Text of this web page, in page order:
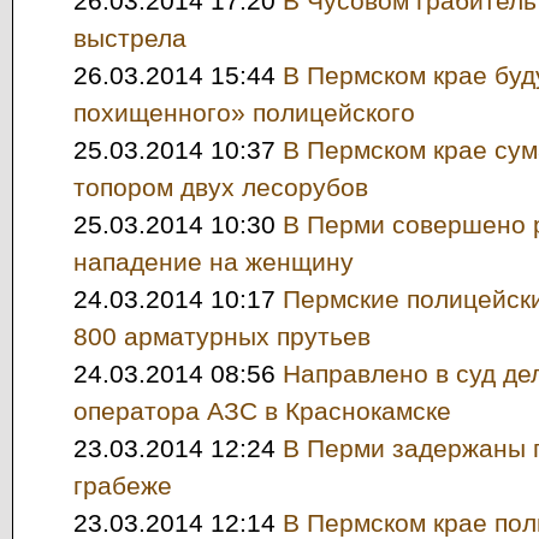
выстрела
26.03.2014 15:44 В Пермском крае
похищенного» полицейского
25.03.2014 10:37 В Пермском крае
топором двух лесорубов
25.03.2014 10:30 В Перми совершено
нападение на женщину
24.03.2014 10:17 Пермские
800 арматурных прутьев
24.03.2014 08:56 Направлено в суд
оператора АЗС в Краснокамске
23.03.2014 12:24 В Перми задержаны
грабеже
23.03.2014 12:14 В Пермском крае